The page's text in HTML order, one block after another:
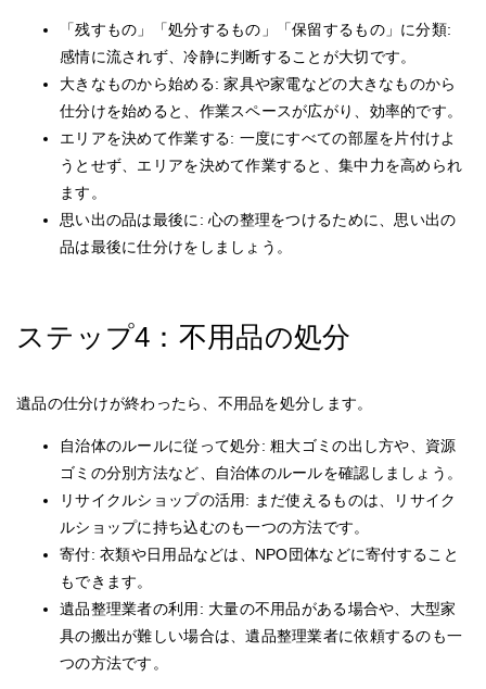
「残すもの」「処分するもの」「保留するもの」に分類:
感情に流されず、冷静に判断することが大切です。
大きなものから始める: 家具や家電などの大きなものから
仕分けを始めると、作業スペースが広がり、効率的です。
エリアを決めて作業する: 一度にすべての部屋を片付けよ
うとせず、エリアを決めて作業すると、集中力を高められ
ます。
思い出の品は最後に: 心の整理をつけるために、思い出の
品は最後に仕分けをしましょう。
ステップ4：不用品の処分
遺品の仕分けが終わったら、不用品を処分します。
自治体のルールに従って処分: 粗大ゴミの出し方や、資源
ゴミの分別方法など、自治体のルールを確認しましょう。
リサイクルショップの活用: まだ使えるものは、リサイク
ルショップに持ち込むのも一つの方法です。
寄付: 衣類や日用品などは、NPO団体などに寄付すること
もできます。
遺品整理業者の利用: 大量の不用品がある場合や、大型家
具の搬出が難しい場合は、遺品整理業者に依頼するのも一
つの方法です。